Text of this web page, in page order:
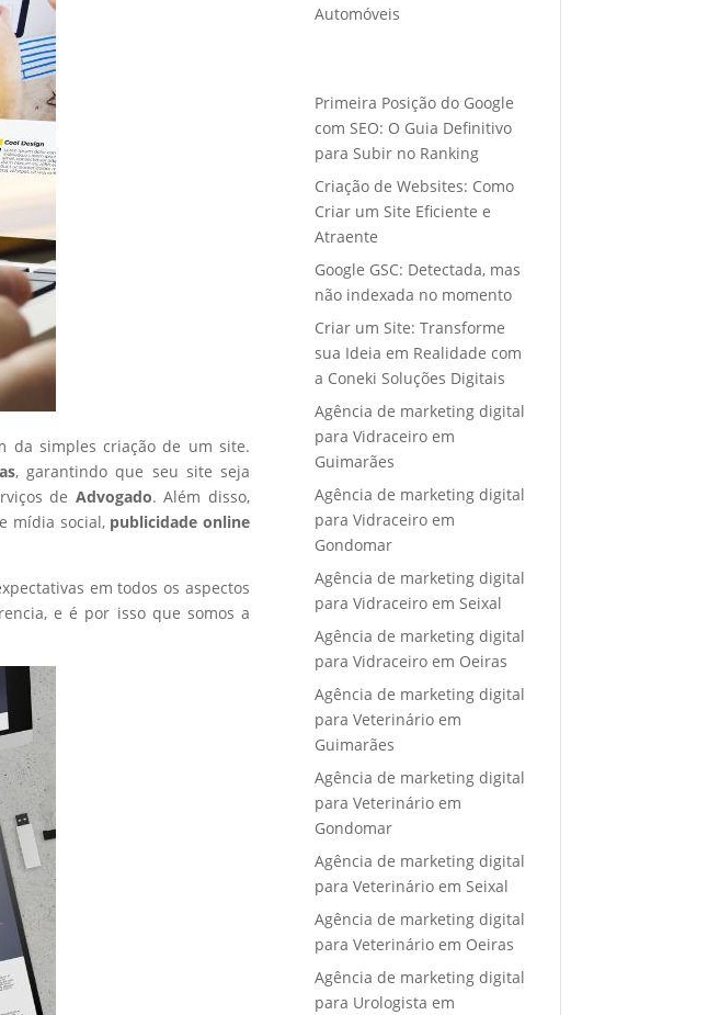
da simples criação de um site.
, garantindo que seu site seja
de Advogado. Além disso,
mídia social, publicidade online
em todos os aspectos
e é por isso que somos a
Automóveis
Primeira Posição do Google
com SEO: O Guia Definitivo
para Subir no Ranking
Criação de Websites: Como
Criar um Site Eficiente e
Atraente
Google GSC: Detectada, mas
não indexada no momento
Criar um Site: Transforme
sua Ideia em Realidade com
a Coneki Soluções Digitais
Agência de marketing digital
para Vidraceiro em
Guimarães
Agência de marketing digital
para Vidraceiro em
Gondomar
Agência de marketing digital
para Vidraceiro em Seixal
Agência de marketing digital
para Vidraceiro em Oeiras
Agência de marketing digital
para Veterinário em
Guimarães
Agência de marketing digital
para Veterinário em
Gondomar
Agência de marketing digital
para Veterinário em Seixal
Agência de marketing digital
para Veterinário em Oeiras
Agência de marketing digital
para Urologista em